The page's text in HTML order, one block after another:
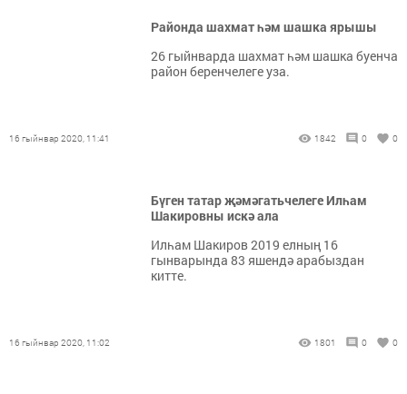
Районда шахмат һәм шашка ярышы
26 гыйнварда шахмат һәм шашка буенча
район беренчелеге уза.
16 гыйнвар 2020, 11:41 1842 0 0
Бүген татар җәмәгатьчелеге Илһам
Шакировны искә ала
Илһам Шакиров 2019 елның 16
гынварында 83 яшендә арабыздан
китте.
16 гыйнвар 2020, 11:02 1801 0 0